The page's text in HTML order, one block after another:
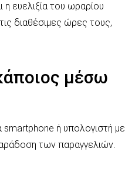
ευελιξία του ωραρίου
διαθέσιμες ώρες τους,
μέσω
smartphone ή υπολογιστή με
των παραγγελιών.